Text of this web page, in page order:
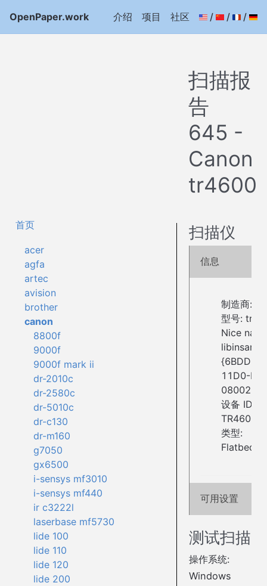
OpenPaper.work 介绍 项目 社区 / / /
扫描报
告
645 -
Canon
tr4600
首页
acer
agfa
artec
avision
brother
canon
8800f
9000f
9000f mark ii
dr-2010c
dr-2580c
dr-5010c
dr-c130
dr-m160
g7050
gx6500
i-sensys mf3010
i-sensys mf440
ir c3222l
laserbase mf5730
lide 100
lide 110
lide 120
lide 200
扫描仪
信息
制造商:
型号:
Nice
11D0-
设备 ID:
TR4600
类型:
可用设置
测试扫描
操作系统:
Windows